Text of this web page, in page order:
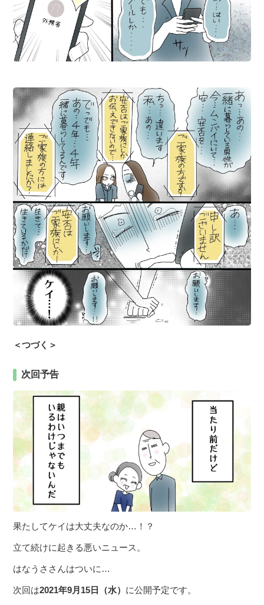
＜つづく＞
次回予告
果たしてケイは大丈夫なのか…！？
立て続けに起きる悪いニュース。
はなうささんはついに…
次回は2021年9月15日（水） に公開予定です。